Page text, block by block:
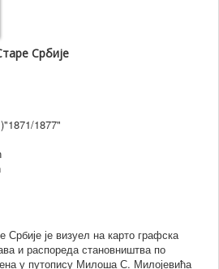
Србије
1877"
Србије је визуел на карто графска
и распореда становништва по
у путопису Милоша С. Милојевића